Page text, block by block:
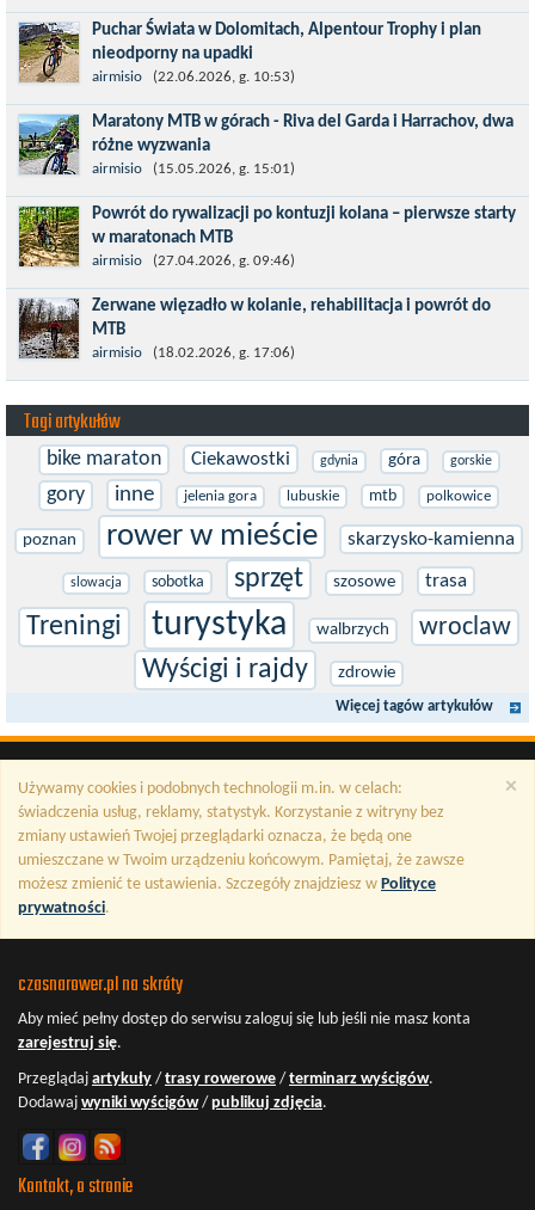
włoskich Alpach – łącznie 3000 metrów przewyższenia na
dystansie 60 km, ze...
Puchar Świata w Dolomitach, Alpentour Trophy i plan
nieodporny na upadki
Czerwiec w moim planie oznaczał wejście w najbardziej
wymagający etap i cel pierwszej części sezonu: Puchar Świata w
maratonie MTB w Dolomitach...
airmisio (22.06.2026, g. 10:53)
Maratony MTB w górach - Riva del Garda i Harrachov, dwa
różne wyzwania
Maj to idealny czas, by z płaskich i szybkich wyścigów przejść do
znacznie bardziej ambitnych wyzwań, jakimi są górskie wyścigi
MTB....
airmisio (15.05.2026, g. 15:01)
Powrót do rywalizacji po kontuzji kolana – pierwsze starty
w maratonach MTB
Prawdziwym testem po kontuzji kolana i uszkodzeniu więzadeł
jest powrót do sportowej rywalizacji. Podczas zawodów znikają
bariery,...
airmisio (27.04.2026, g. 09:46)
Zerwane więzadło w kolanie, rehabilitacja i powrót do
MTB
W sporcie nie ma kalkulacji, niezależnie od stopnia
zaawansowania. Trenujesz, startujesz w zawodach i chcesz po
prostu oddać się grze, dać z siebie...
airmisio (18.02.2026, g. 17:06)
Tagi artykułów
bike maraton Ciekawostki gdynia góra gorskie
gory inne jelenia gora lubuskie mtb polkowice
poznan rower w mieście skarzysko-kamienna
slowacja sobotka sprzęt szosowe trasa
Treningi turystyka walbrzych wroclaw
Wyścigi i rajdy zdrowie
Więcej tagów artykułów
×
Używamy cookies i podobnych technologii m.in. w celach:
świadczenia usług, reklamy, statystyk. Korzystanie z witryny bez
zmiany ustawień Twojej przeglądarki oznacza, że będą one
umieszczane w Twoim urządzeniu końcowym. Pamiętaj, że zawsze
możesz zmienić te ustawienia. Szczegóły znajdziesz w Polityce
prywatności.
czasnarower.pl na skróty
Aby mieć pełny dostęp do serwisu zaloguj się lub jeśli nie masz konta
zarejestruj się.
Przeglądaj artykuły / trasy rowerowe / terminarz wyścigów.
Dodawaj wyniki wyścigów/ publikuj zdjęcia.
Kontakt, o stronie